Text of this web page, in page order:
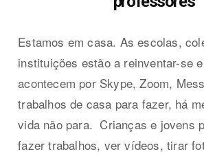
Estamos em casa. As escolas,
instituições estão a reinventar-se
acontecem por Skype, Zoom,
trabalhos de casa para fazer, há
vida não para. Crianças e jovens
fazer trabalhos, ver vídeos, tirar